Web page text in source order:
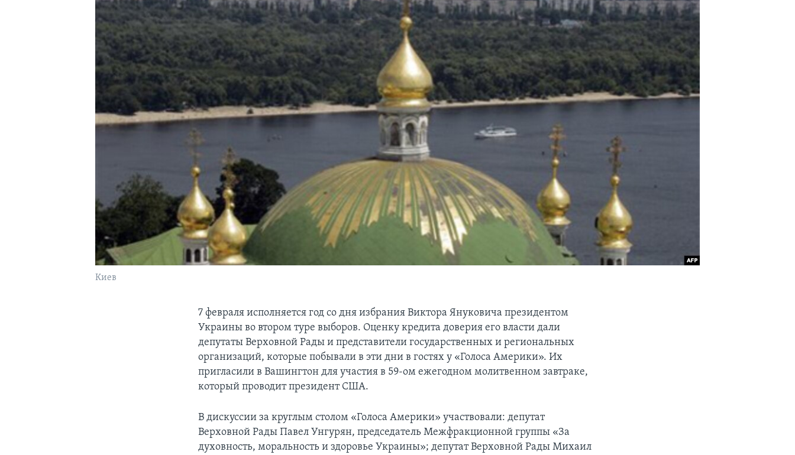
Киев
7 февраля исполняется год со дня избрания Виктора Януковича президентом
Украины во втором туре выборов. Оценку кредита доверия его власти дали
депутаты Верховной Рады и представители государственных и региональных
организаций, которые побывали в эти дни в гостях у «Голоса Америки». Их
пригласили в Вашингтон для участия в 59-ом ежегодном молитвенном завтраке,
который проводит президент США.
В дискуссии за круглым столом «Голоса Америки» участвовали: депутат
Верховной Рады Павел Унгурян, председатель Межфракционной группы «За
духовность, моральность и здоровье Украины»; депутат Верховной Рады Михаил